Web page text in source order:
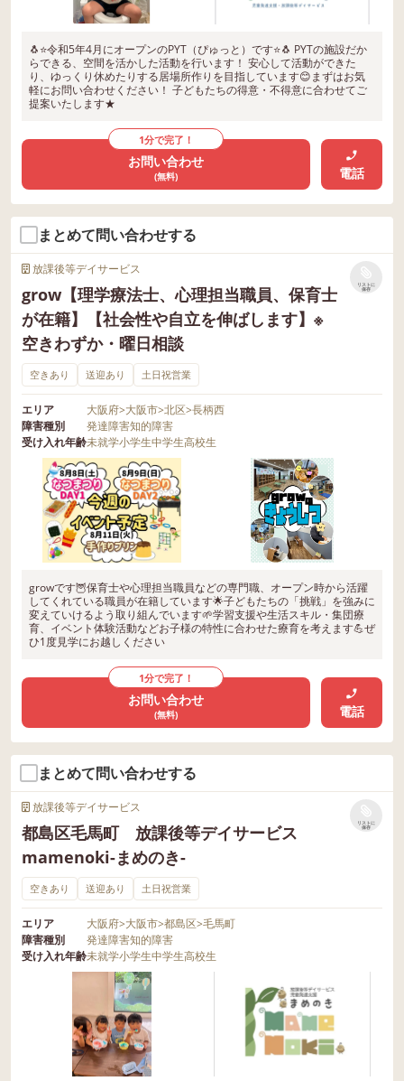
🐧⭐️令和5年4月にオープンのPYT（ぴゅっと）です⭐️🐧 PYTの施設だか
らできる、空間を活かした活動を行います！ 安心して活動ができた
り、ゆっくり休めたりする居場所作りを目指しています😊まずはお気
軽にお問い合わせください！ 子どもたちの得意・不得意に合わせてご
提案いたします★
1分で完了！
お問い合わせ
(無料) 電話
まとめて問い合わせする
放課後等デイサービス
grow【理学療法士、心理担当職員、保育士
が在籍】【社会性や自立を伸ばします】※
空きわずか・曜日相談
リストに
保存
空きあり 送迎あり 土日祝営業
エリア 大阪府>大阪市>北区>長柄西
障害種別
発達障害知的障害
受け入れ年齢未就学小学生中学生高校生
growです🦉保育士や心理担当職員などの専門職、オープン時から活躍
してくれている職員が在籍しています🌟子どもたちの「挑戦」を強みに
変えていけるよう取り組んでいます🌱学習支援や生活スキル・集団療
育、イベント体験活動などお子様の特性に合わせた療育を考えます💪ぜ
ひ1度見学にお越しください
1分で完了！
お問い合わせ
(無料) 電話
まとめて問い合わせする
放課後等デイサービス
都島区毛馬町 放課後等デイサービス
mamenoki-まめのき-
リストに
保存
空きあり 送迎あり 土日祝営業
エリア 大阪府>大阪市>都島区>毛馬町
障害種別
発達障害知的障害
受け入れ年齢未就学小学生中学生高校生